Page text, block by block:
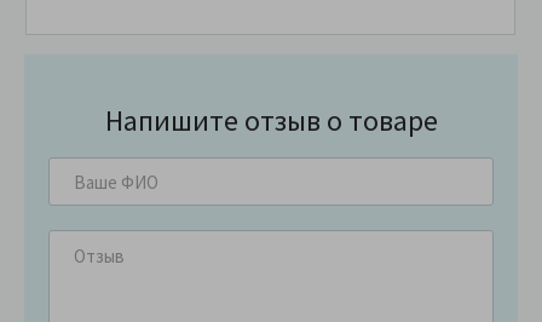
Напишите отзыв о товаре